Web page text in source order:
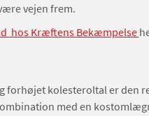
vejen frem.
hos Kræftens Bekæmpelse
forhøjet kolesteroltal er den
med en